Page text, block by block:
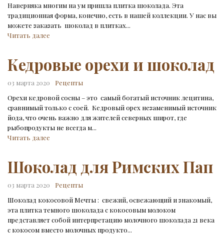
Наверняка многим на ум пришла плитка шоколада. Эта
традиционная форма, конечно, есть в нашей коллекции. У нас вы
можете заказать шоколад в плитках...
Читать далее
Кедровые орехи и шоколад
03 марта 2020
Рецепты
Орехи кедровой сосны – это самый богатый источник лецитина,
сравнимый только с соей. Кедровый орех незаменимый источник
йода, что очень важно для жителей северных широт, где
рыбопродукты не всегда м...
Читать далее
Шоколад для Римских Пап
03 марта 2020
Рецепты
Шоколад кокосовой Мечты : свежий, освежающий и знакомый,
эта плитка темного шоколада с кокосовым молоком
представляет собой интерпретацию молочного шоколада 21 века
с кокосом вместо молочных продукто...